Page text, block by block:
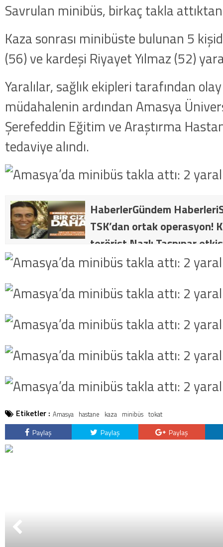
Savrulan minibüs, birkaç takla
Kaza sonrası minibüste bulunan 5
(56) ve kardeşi Riyayet Yılmaz (52)
Yaralılar, sağlık ekipleri tarafından
müdahalenin ardından Amasya
Şerefeddin Eğitim ve Araştırma
tedaviye alındı.
HaberlerGündem
TSK’dan ortak operasyon!
terörist Nazlı Taşpınar
dakika: MİT ve TSK’dan
getirildi .
Etiketler : Amasya hastane kaza minibüs tokat
Paylaş Paylaş Paylaş